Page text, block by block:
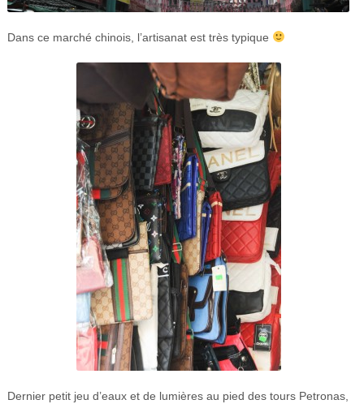
Dans ce marché chinois, l’artisanat est très typique
Dernier petit jeu d’eaux et de lumières au pied des tours Petronas,